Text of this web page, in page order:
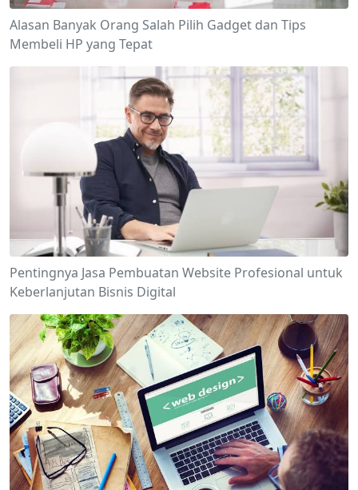
Alasan Banyak Orang Salah Pilih Gadget dan Tips
Membeli HP yang Tepat
Pentingnya Jasa Pembuatan Website Profesional untuk
Keberlanjutan Bisnis Digital